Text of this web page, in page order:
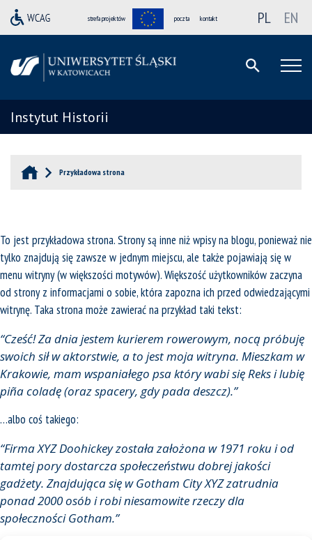
strefa projektów poczta kontakt PL EN
Instytut Historii
Przykładowa strona
To jest przykładowa strona. Strony są inne niż wpisy na blogu, ponieważ nie
tylko znajdują się zawsze w jednym miejscu, ale także pojawiają się w
menu witryny (w większości motywów). Większość użytkowników zaczyna
od strony z informacjami o sobie, która zapozna ich przed odwiedzającymi
witrynę. Taka strona może zawierać na przykład taki tekst:
Cześć! Za dnia jestem kurierem rowerowym, nocą próbuję
swoich sił w aktorstwie, a to jest moja witryna. Mieszkam w
Krakowie, mam wspaniałego psa który wabi się Reks i lubię
piña coladę (oraz spacery, gdy pada deszcz).
…albo coś takiego:
Firma XYZ Doohickey została założona w 1971 roku i od
tamtej pory dostarcza społeczeństwu dobrej jakości
gadżety. Znajdująca się w Gotham City XYZ zatrudnia
ponad 2000 osób i robi niesamowite rzeczy dla
społeczności Gotham.